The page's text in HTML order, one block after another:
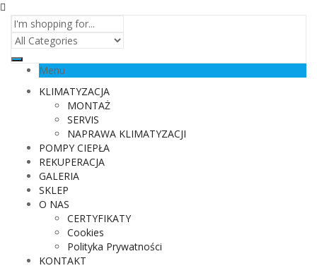
Menu
KLIMATYZACJA
MONTAŻ
SERVIS
NAPRAWA KLIMATYZACJI
POMPY CIEPŁA
REKUPERACJA
GALERIA
SKLEP
O NAS
CERTYFIKATY
Cookies
Polityka Prywatności
KONTAKT